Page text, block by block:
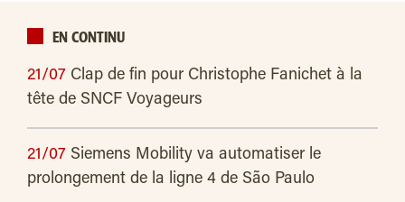
EN CONTINU
21/07 Clap de fin pour Christophe Fanichet à la
tête de SNCF Voyageurs
21/07 Siemens Mobility va automatiser le
prolongement de la ligne 4 de São Paulo